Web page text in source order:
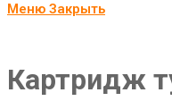
Меню Закрыть
Картридж